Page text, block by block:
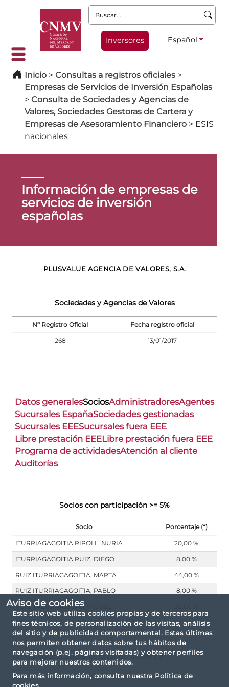
Aviso de cookies
Este sitio web utiliza cookies propias y de terceros para
fines técnicos, de personalización de las visitas, análisis
del sitio y de publicidad comportamental. Estas últimas
nos permiten obtener datos sobre tus hábitos de
navegación (p.ej. páginas visitadas) y obtener perfiles
para mejorar nuestros contenidos.
Para más información, consulta nuestra Política de
Buscar:
Inversores Español
Inicio > Consultas a registros oficiales >
Empresas de Servicios de Inversión Españolas
> Consulta de Sociedades y Agencias de
Valores, Sociedades Gestoras de Cartera y
Empresas de Asesoramiento Financiero > ESIS
nacionales
Información de empresas de
servicios de inversión
españolas
PLUSVALUE AGENCIA DE VALORES, S.A.
Sociedades y Agencias de Valores
Nº Registro Oficial Fecha registro oficial
268 13/01/2017
Datos generalesSociosAdministradoresAgentes
Sucursales EspañaSociedades gestionadas
Sucursales EEESucursales fuera EEE
Libre prestación EEELibre prestación fuera EEE
Programa de actividadesAtención al cliente
Auditorías
Socios con participación >= 5%
Socio Porcentaje (*)
ITURRIAGAGOITIA RIPOLL, NURIA 20,00 %
ITURRIAGAGOITIA RUIZ, DIEGO 8,00 %
RUIZ ITURRIAGAGOITIA, MARTA 44,00 %
RUIZ ITURRIAGAGOITIA, PABLO 8,00 %
RUIZ TABERNA, JUAN MIGUEL
(*) Calculado sobre el total de acciones